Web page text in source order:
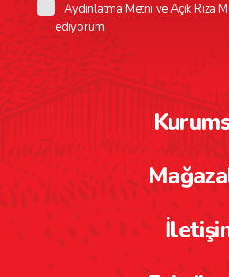
Aydınlatma Metni veAçık Rıza
ediyorum.